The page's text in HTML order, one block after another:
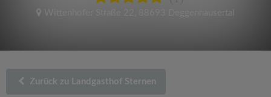
Zurück zu Landgasthof Sternen